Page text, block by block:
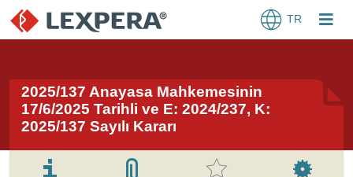
TR
2025/137 Anayasa Mahkemesinin
17/6/2025 Tarihli ve E: 2024/237, K:
2025/137 Sayılı Kararı